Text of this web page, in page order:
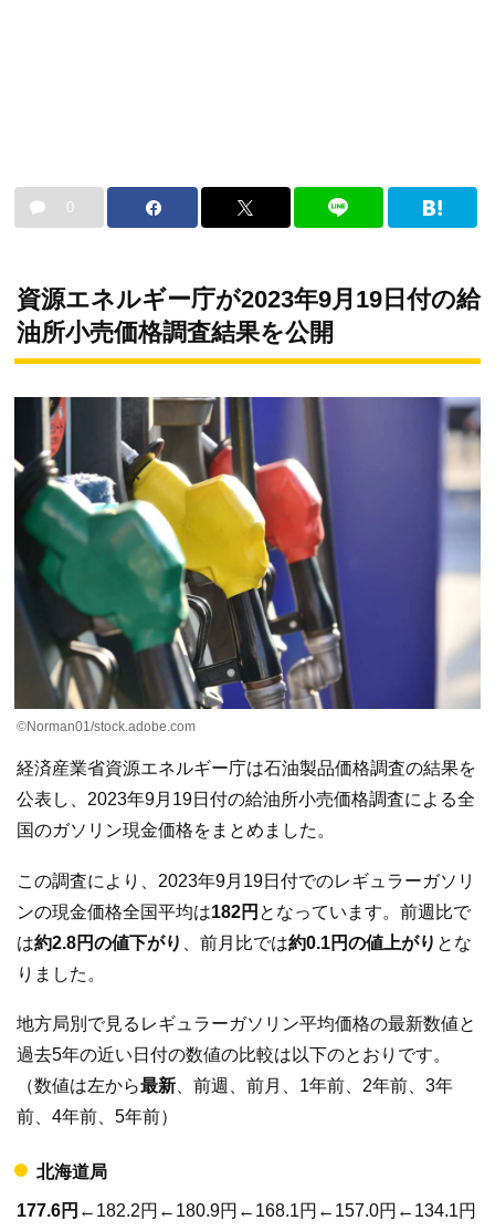
0
資源エネルギー庁が2023年9月19日付の給
油所小売価格調査結果を公開
©Norman01/stock.adobe.com
経済産業省資源エネルギー庁は石油製品価格調査の結果を
公表し、2023年9月19日付の給油所小売価格調査による全
国のガソリン現金価格をまとめました。
この調査により、2023年9月19日付でのレギュラーガソリ
ンの現金価格全国平均は182円 となっています。前週比で
は約2.8円の値下がり 、前月比では約0.1円の値上がり とな
りました。
地方局別で見るレギュラーガソリン平均価格の最新数値と
過去5年の近い日付の数値の比較は以下のとおりです。
（数値は左から最新 、前週、前月、1年前、2年前、3年
前、4年前、5年前）
北海道局
177.6円 ←182.2円←180.9円←168.1円←157.0円←134.1円